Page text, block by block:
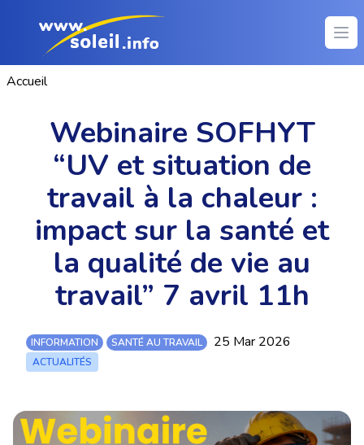
Accueil
Webinaire SOFHYT
“UV et situation de
travail à la chaleur :
impact sur la santé et
la qualité de vie au
travail” 7 avril 11h
INFORMATION SANTÉ AU TRAVAIL 25 Mar 2026
ACTUALITÉS